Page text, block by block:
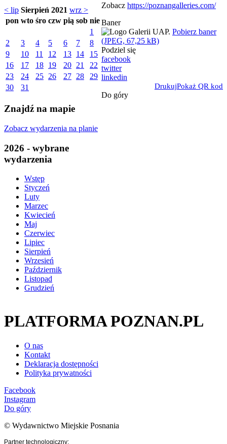
< lip Sierpień 2021 wrz >
pon wto śro czw pią sob nie
1
2
3 4 5 6 7
8
9
10 11 12 13 14
15
16
17 18 19 20 21
22
23
24 25 26 27 28
29
30
31
Znajdź na mapie
Zobacz wydarzenia na planie
2026 - wybrane
wydarzenia
Wstęp
Styczeń
Luty
Marzec
Kwiecień
Maj
Czerwiec
Lipiec
Sierpień
Wrzesień
Październik
Listopad
Grudzień
Zobacz https://poznangalleries.com/
Baner
Pobierz baner
(JPEG, 67,25 kB)
Podziel się
facebook
twitter
linkedin
DrukujPokaż QR kod
Do góry
PLATFORMA POZNAN.PL
O nas
Kontakt
Deklaracja dostępności
Polityka prywatności
Facebook
Instagram
Do góry
© Wydawnictwo Miejskie Posnania
Partner technologiczny: